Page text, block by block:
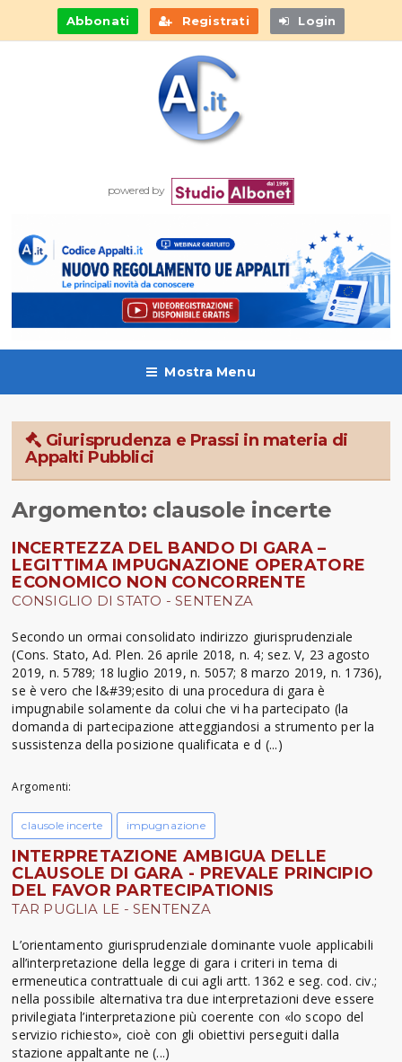
Abbonati Registrati Login
powered by
Mostra Menu
Giurisprudenza e Prassi in materia di
Appalti Pubblici
Argomento: clausole incerte
INCERTEZZA DEL BANDO DI GARA –
LEGITTIMA IMPUGNAZIONE OPERATORE
ECONOMICO NON CONCORRENTE
CONSIGLIO DI STATO - SENTENZA
Secondo un ormai consolidato indirizzo giurisprudenziale
(Cons. Stato, Ad. Plen. 26 aprile 2018, n. 4; sez. V, 23 agosto
2019, n. 5789; 18 luglio 2019, n. 5057; 8 marzo 2019, n. 1736),
se è vero che l&#39;esito di una procedura di gara è
impugnabile solamente da colui che vi ha partecipato (la
domanda di partecipazione atteggiandosi a strumento per la
sussistenza della posizione qualificata e d (...)
Argomenti:
clausole incerte impugnazione
INTERPRETAZIONE AMBIGUA DELLE
CLAUSOLE DI GARA - PREVALE PRINCIPIO
DEL FAVOR PARTECIPATIONIS
TAR PUGLIA LE - SENTENZA
L’orientamento giurisprudenziale dominante vuole applicabili
all’interpretazione della legge di gara i criteri in tema di
ermeneutica contrattuale di cui agli artt. 1362 e seg. cod. civ.;
nella possibile alternativa tra due interpretazioni deve essere
privilegiata l’interpretazione più coerente con «lo scopo del
servizio richiesto», cioè con gli obiettivi perseguiti dalla
stazione appaltante ne (...)